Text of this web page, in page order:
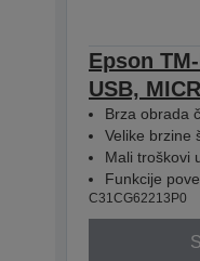
Epson
USB,
Brza obrada
Velike brzine
Mali troškovi
Funkcije
C31CG62213P0